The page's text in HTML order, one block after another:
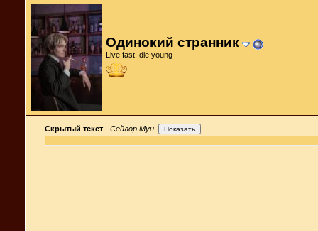
Одинокий странник
Live fast, die young
Скрытый текст - Сейлор Мун: